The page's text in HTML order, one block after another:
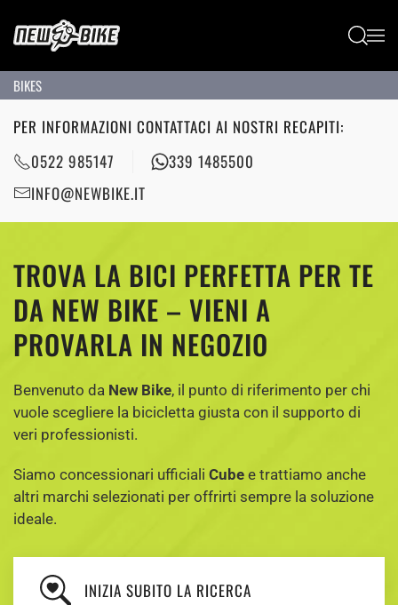
Passa al contenuto principale
BIKES
PER INFORMAZIONI CONTATTACI AI NOSTRI RECAPITI:
0522 985147
339 1485500
INFO@NEWBIKE.IT
TROVA LA BICI PERFETTA PER TE
DA NEW BIKE – VIENI A
PROVARLA IN NEGOZIO
Benvenuto da New Bike, il punto di riferimento per chi
vuole scegliere la bicicletta giusta con il supporto di
veri professionisti.
Siamo concessionari ufficiali Cube e trattiamo anche
altri marchi selezionati per offrirti sempre la soluzione
ideale.
INIZIA SUBITO LA RICERCA